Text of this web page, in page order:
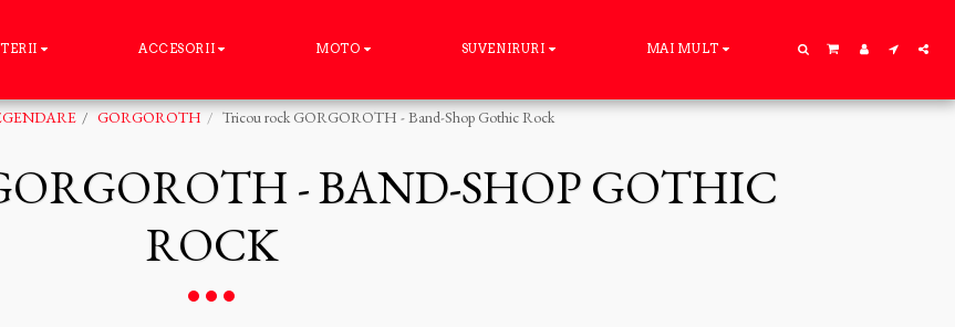
ACCESORII MOTO SUVENIRURI MAI MULT
GORGOROTH Tricou rock GORGOROTH - Band-Shop Gothic Rock
- BAND-SHOP GOTHIC
ROCK